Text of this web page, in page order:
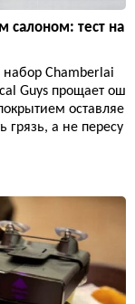
салоном: тест на
набор Chamberlai
Guys прощает ош
оставляе
грязь, а не пересу